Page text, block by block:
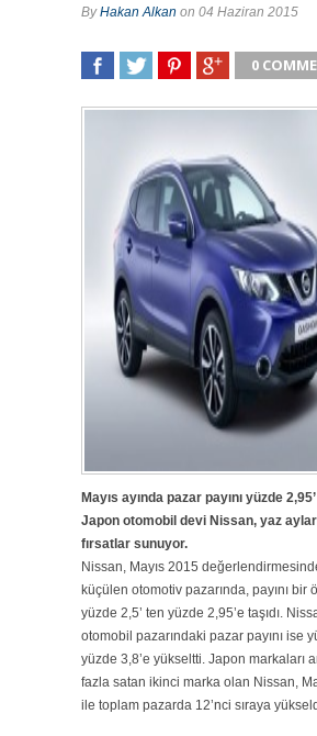
ByHakan Alkan on 04 Haziran 2015
0
Mayıs ayında pazar payını yüzde
Japon otomobil devi Nissan, yaz
fırsatlar sunuyor.
Nissan, Mayıs 2015
küçülen otomotiv pazarında, payını bir
yüzde 2,5’ ten yüzde 2,95’e taşıdı.
otomobil pazarındaki pazar payını ise
yüzde 3,8’e yükseltti. Japon markaları
fazla satan ikinci marka olan Nissan,
ile toplam pazarda 12’nci sıraya